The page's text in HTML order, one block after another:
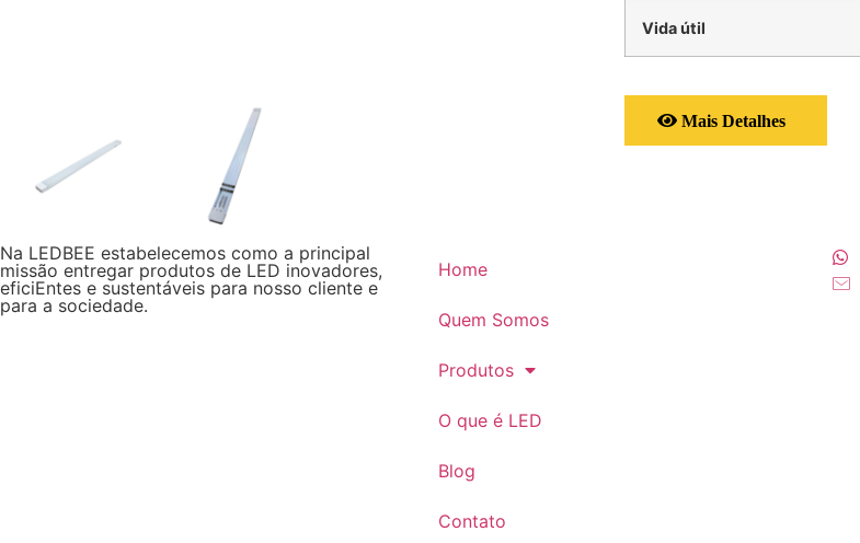
Vida útil
Mais Detalhes
Na LEDBEE estabelecemos como a principal
missão entregar produtos de LED inovadores,
eficiEntes e sustentáveis para nosso cliente e
para a sociedade.
Home
Quem Somos
Produtos
O que é LED
Blog
Contato